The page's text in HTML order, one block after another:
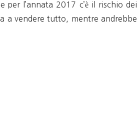
per l’annata 2017 c’è il rischio dei
a vendere tutto, mentre andrebbe